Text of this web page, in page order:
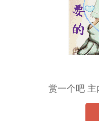
赏一个吧